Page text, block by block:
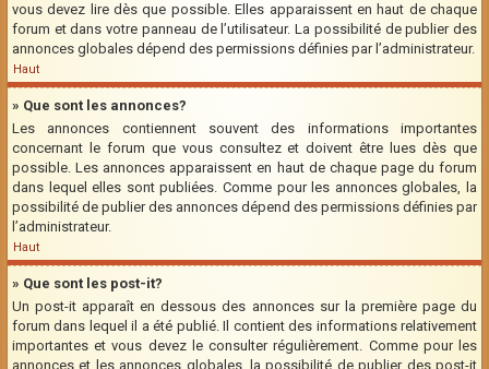
vous devez lire dès que possible. Elles apparaissent en haut de chaque
forum et dans votre panneau de l’utilisateur. La possibilité de publier des
annonces globales dépend des permissions définies par l’administrateur.
Haut
» Que sont les annonces?
Les annonces contiennent souvent des informations importantes
concernant le forum que vous consultez et doivent être lues dès que
possible. Les annonces apparaissent en haut de chaque page du forum
dans lequel elles sont publiées. Comme pour les annonces globales, la
possibilité de publier des annonces dépend des permissions définies par
l’administrateur.
Haut
» Que sont les post-it?
Un post-it apparaît en dessous des annonces sur la première page du
forum dans lequel il a été publié. Il contient des informations relativement
importantes et vous devez le consulter régulièrement. Comme pour les
annonces et les annonces globales, la possibilité de publier des post-it